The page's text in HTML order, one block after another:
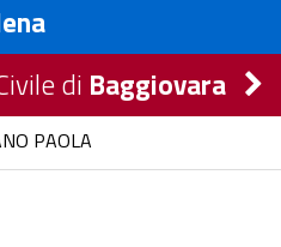
di Baggiovara
PAOLA